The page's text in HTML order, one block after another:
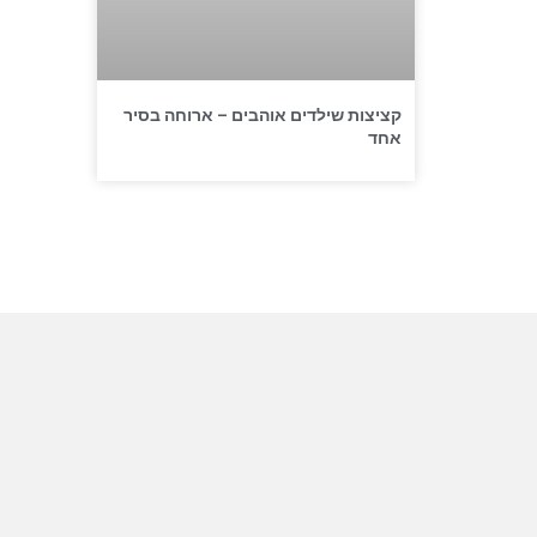
קציצות שילדים אוהבים – ארוחה בסיר
אחד